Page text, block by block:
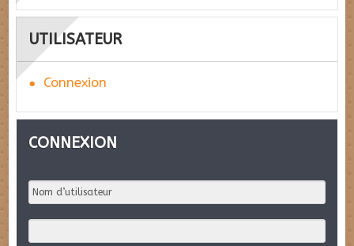
UTILISATEUR
Connexion
CONNEXION